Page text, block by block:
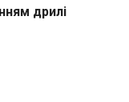
дрилі